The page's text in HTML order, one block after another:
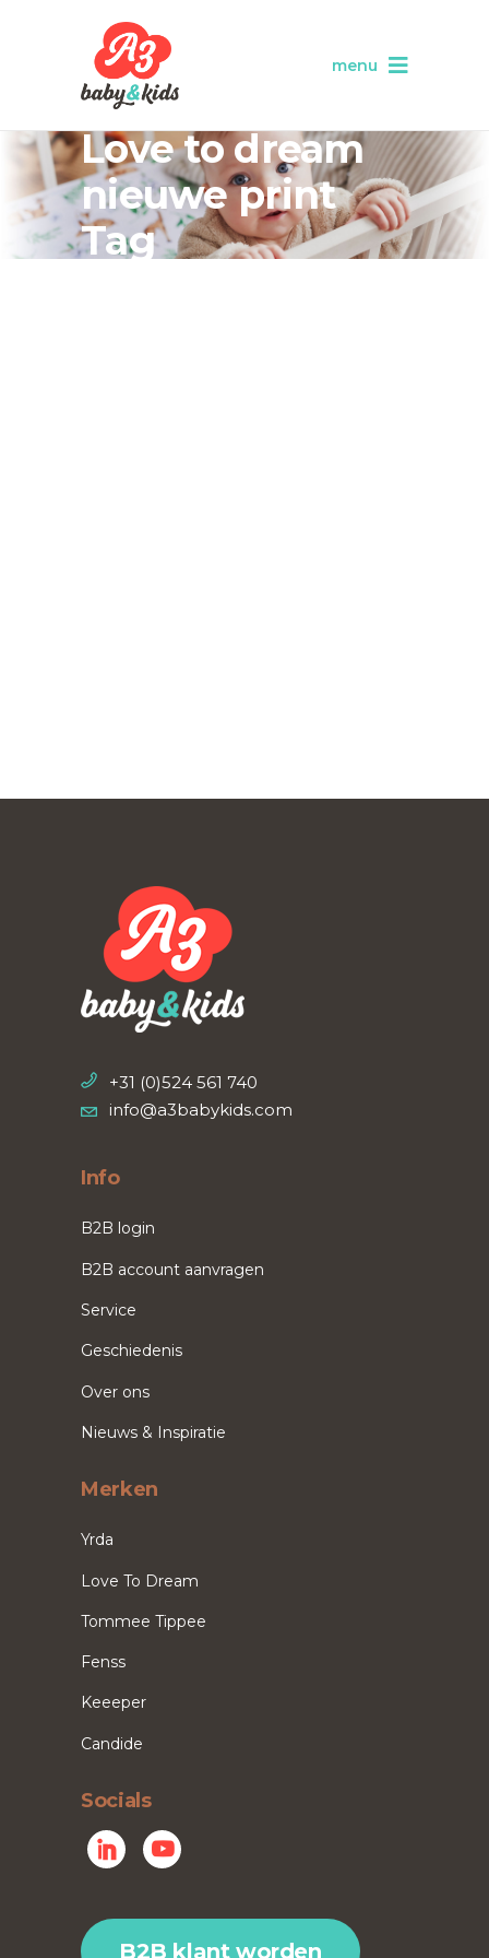
menu
Love to dream
nieuwe print
Tag
+31 (0)524 561 740
info@a3babykids.com
Info
B2B login
B2B account aanvragen
Service
Geschiedenis
Over ons
Nieuws & Inspiratie
Merken
Yrda
Love To Dream
Tommee Tippee
Fenss
Keeeper
Candide
Socials
B2B klant worden